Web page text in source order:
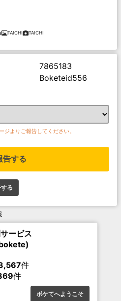
TAICHI TAICHI
7865183
Boketeid556
ジよりご報告してください。
告する
る
ービス
件
件
ボケてへようこそ